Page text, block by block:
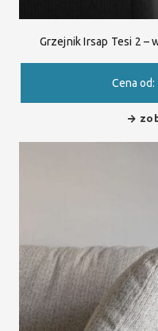
Grzejnik Irsap Tesi 2 –
Cena od: